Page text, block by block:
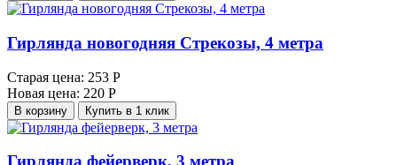
Гирлянда новогодняя Стрекозы, 4 метра
Старая цена: 253 Р
Новая цена: 220 Р
В корзину Купить в 1 клик